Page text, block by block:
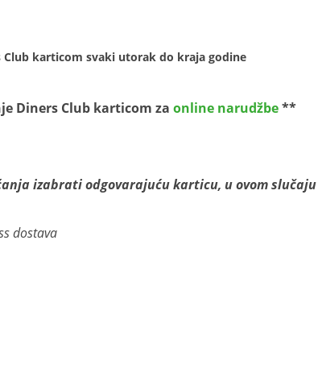
karticom svaki utorak do kraja godine
Diners Club karticom za online narudžbe**
izabrati odgovarajuću karticu, u ovom slučaju
dostava